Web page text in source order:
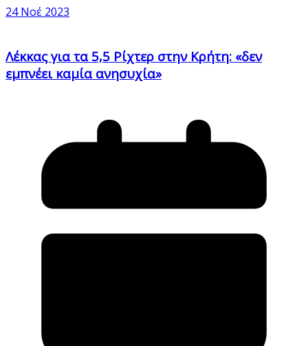
24 Νοέ 2023
Λέκκας για τα 5,5 Ρίχτερ στην Κρήτη: «δεν
εμπνέει καμία ανησυχία»